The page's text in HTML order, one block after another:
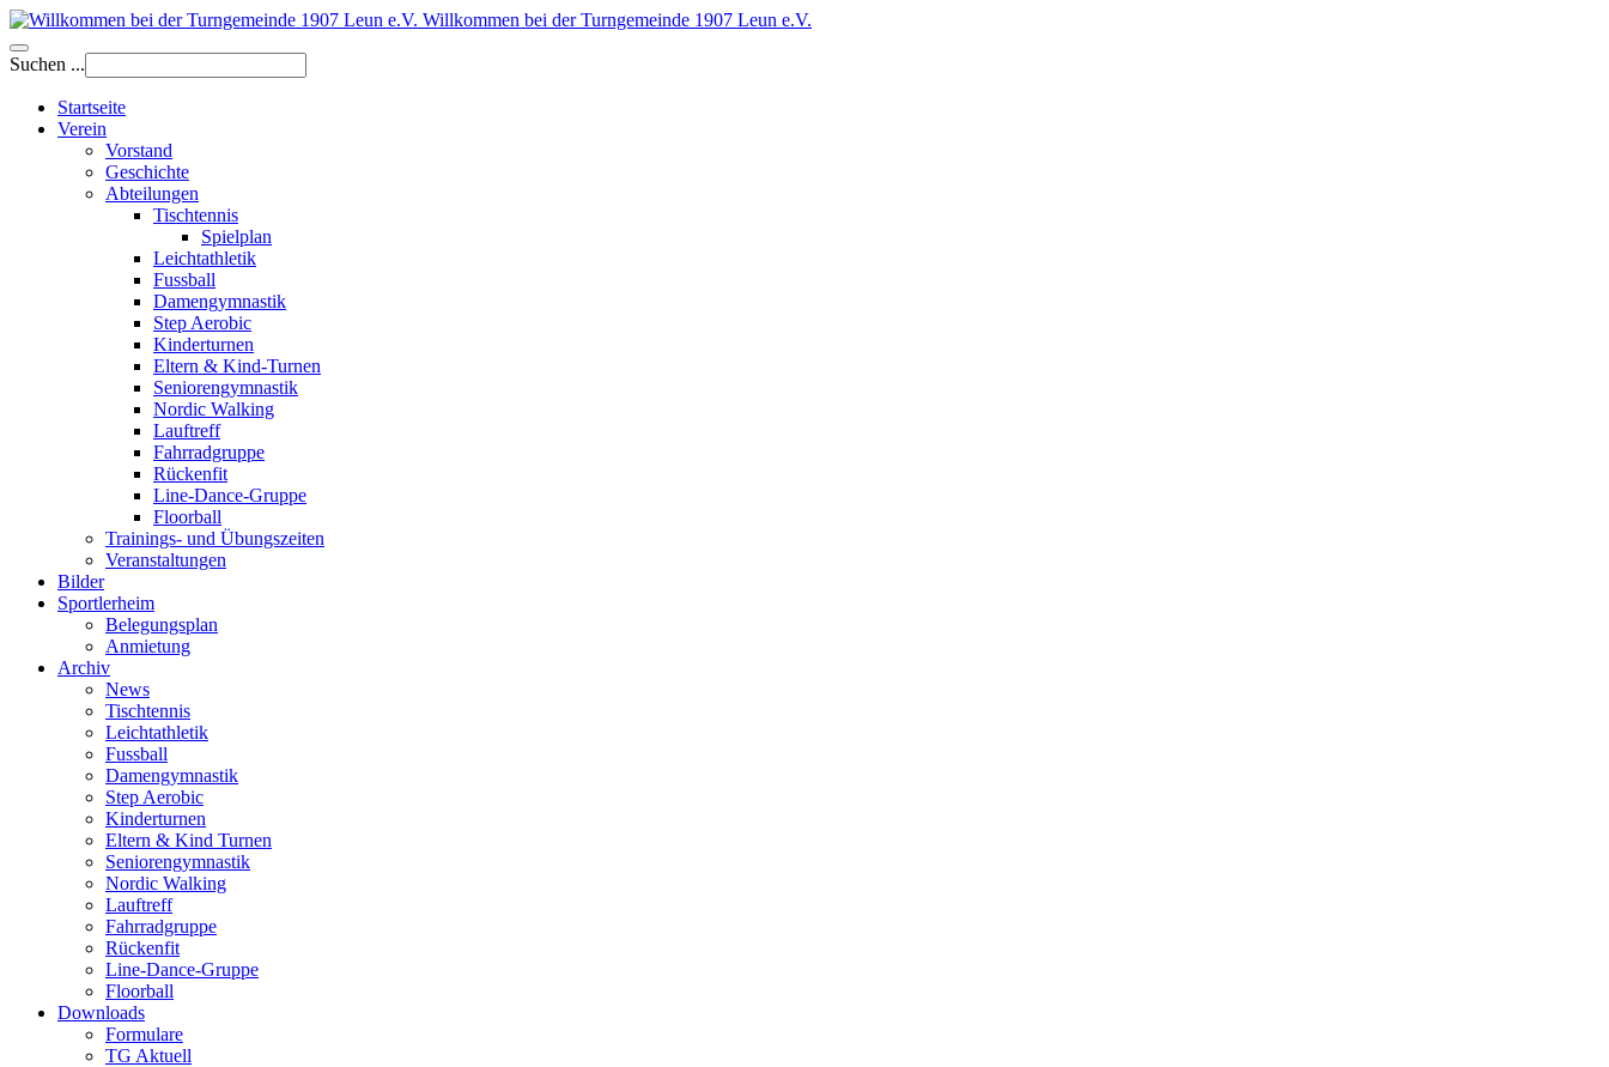
Willkommen bei der Turngemeinde 1907 Leun e.V.
Suchen ...
Startseite
Verein
Vorstand
Geschichte
Abteilungen
Tischtennis
Spielplan
Leichtathletik
Fussball
Damengymnastik
Step Aerobic
Kinderturnen
Eltern & Kind-Turnen
Seniorengymnastik
Nordic Walking
Lauftreff
Fahrradgruppe
Rückenfit
Line-Dance-Gruppe
Floorball
Trainings- und Übungszeiten
Veranstaltungen
Bilder
Sportlerheim
Belegungsplan
Anmietung
Archiv
News
Tischtennis
Leichtathletik
Fussball
Damengymnastik
Step Aerobic
Kinderturnen
Eltern & Kind Turnen
Seniorengymnastik
Nordic Walking
Lauftreff
Fahrradgruppe
Rückenfit
Line-Dance-Gruppe
Floorball
Downloads
Formulare
TG Aktuell